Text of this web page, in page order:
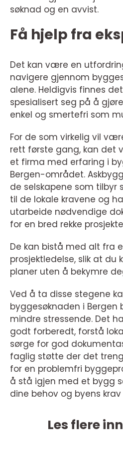
søknad og en avvist.
Få hjelp fra
Det kan være en
navigere gjennom
alene. Heldigvis finnes
spesialisert seg på å
enkel og smertefri som
For de som virkelig vil
rett første gang, kan det
et firma med erfaring i
Bergen-området.
de selskapene som tilbyr
til de lokale kravene og
utarbeide nødvendige
for en bred rekke
De kan bistå med alt fra
prosjektledelse, slik at du
planer uten å bekymre
Ved å ta disse stegene
byggesøknaden i Bergen
mindre stressende. Det
godt forberedt, forstå
sørge for god
faglig støtte der det
for en problemfri
å stå igjen med et bygg
dine behov og byens
Les flere